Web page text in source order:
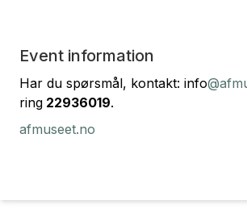
Event information
Har du spørsmål, kontakt: info
ring 22936019.
afmuseet.no